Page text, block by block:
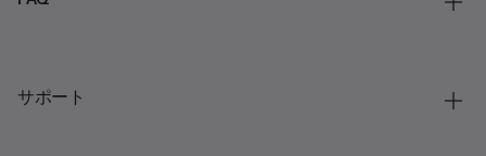
サポート